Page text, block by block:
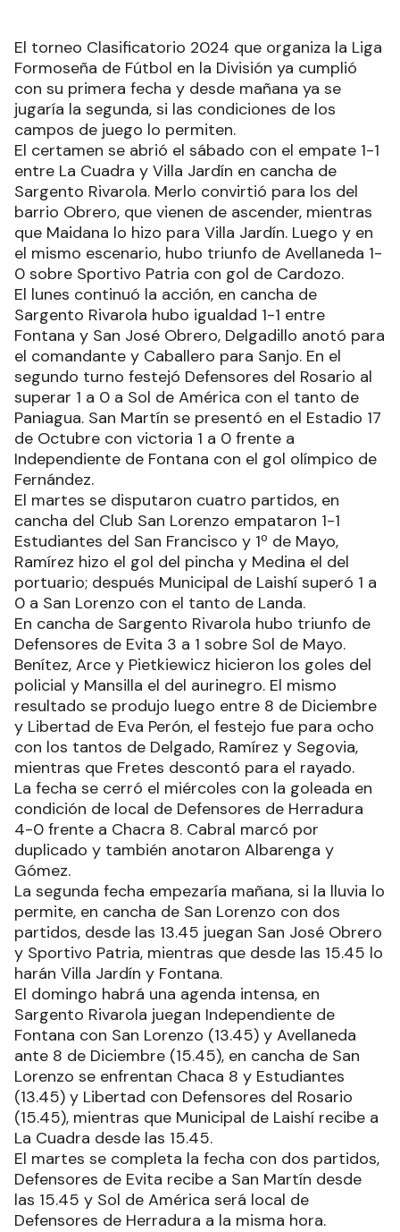
El torneo Clasificatorio 2024 que organiza la Liga
Formoseña de Fútbol en la División ya cumplió
con su primera fecha y desde mañana ya se
jugaría la segunda, si las condiciones de los
campos de juego lo permiten.
El certamen se abrió el sábado con el empate 1-1
entre La Cuadra y Villa Jardín en cancha de
Sargento Rivarola. Merlo convirtió para los del
barrio Obrero, que vienen de ascender, mientras
que Maidana lo hizo para Villa Jardín. Luego y en
el mismo escenario, hubo triunfo de Avellaneda 1-
0 sobre Sportivo Patria con gol de Cardozo.
El lunes continuó la acción, en cancha de
Sargento Rivarola hubo igualdad 1-1 entre
Fontana y San José Obrero, Delgadillo anotó para
el comandante y Caballero para Sanjo. En el
segundo turno festejó Defensores del Rosario al
superar 1 a 0 a Sol de América con el tanto de
Paniagua. San Martín se presentó en el Estadio 17
de Octubre con victoria 1 a 0 frente a
Independiente de Fontana con el gol olímpico de
Fernández.
El martes se disputaron cuatro partidos, en
cancha del Club San Lorenzo empataron 1-1
Estudiantes del San Francisco y 1º de Mayo,
Ramírez hizo el gol del pincha y Medina el del
portuario; después Municipal de Laishí superó 1 a
0 a San Lorenzo con el tanto de Landa.
En cancha de Sargento Rivarola hubo triunfo de
Defensores de Evita 3 a 1 sobre Sol de Mayo.
Benítez, Arce y Pietkiewicz hicieron los goles del
policial y Mansilla el del aurinegro. El mismo
resultado se produjo luego entre 8 de Diciembre
y Libertad de Eva Perón, el festejo fue para ocho
con los tantos de Delgado, Ramírez y Segovia,
mientras que Fretes descontó para el rayado.
La fecha se cerró el miércoles con la goleada en
condición de local de Defensores de Herradura
4-0 frente a Chacra 8. Cabral marcó por
duplicado y también anotaron Albarenga y
Gómez.
La segunda fecha empezaría mañana, si la lluvia lo
permite, en cancha de San Lorenzo con dos
partidos, desde las 13.45 juegan San José Obrero
y Sportivo Patria, mientras que desde las 15.45 lo
harán Villa Jardín y Fontana.
El domingo habrá una agenda intensa, en
Sargento Rivarola juegan Independiente de
Fontana con San Lorenzo (13.45) y Avellaneda
ante 8 de Diciembre (15.45), en cancha de San
Lorenzo se enfrentan Chaca 8 y Estudiantes
(13.45) y Libertad con Defensores del Rosario
(15.45), mientras que Municipal de Laishí recibe a
La Cuadra desde las 15.45.
El martes se completa la fecha con dos partidos,
Defensores de Evita recibe a San Martín desde
las 15.45 y Sol de América será local de
Defensores de Herradura a la misma hora.